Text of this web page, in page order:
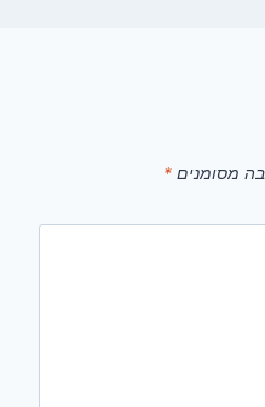
מסומנים *